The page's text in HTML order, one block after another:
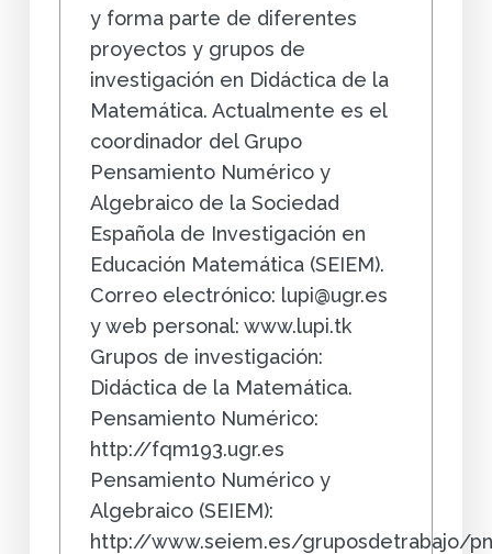
y forma parte de diferentes
proyectos y grupos de
investigación en Didáctica de la
Matemática. Actualmente es el
coordinador del Grupo
Pensamiento Numérico y
Algebraico de la Sociedad
Española de Investigación en
Educación Matemática (SEIEM).
Correo electrónico: lupi@ugr.es
y web personal: www.lupi.tk
Grupos de investigación:
Didáctica de la Matemática.
Pensamiento Numérico:
http://fqm193.ugr.es
Pensamiento Numérico y
Algebraico (SEIEM):
http://www.seiem.es/gruposdetrabajo/